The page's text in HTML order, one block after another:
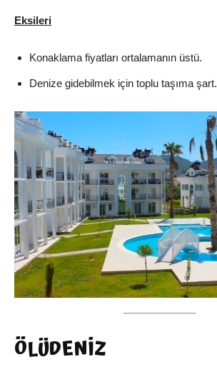
Eksileri
Konaklama fiyatları ortalamanın üstü.
Denize gidebilmek için toplu taşıma şart.
ÖLÜDENİZ